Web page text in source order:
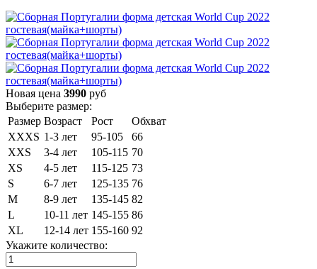
Новая цена 3990 руб
Выберите размер:
Размер Возраст Рост
Обхват
XXXS 1-3 лет 95-105
66
XXS
3-4 лет 105-115 70
XS
4-5 лет 115-125 73
S
6-7 лет 125-135 76
M
8-9 лет 135-145 82
L
10-11 лет 145-155 86
XL
12-14 лет 155-160 92
Укажите количество: